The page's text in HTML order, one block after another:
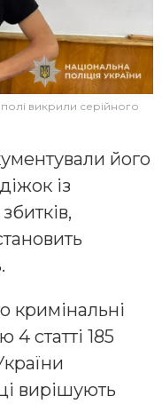
викрили серійного
його
із
кримінальні
статті 185
вирішують